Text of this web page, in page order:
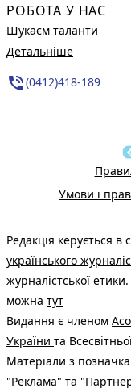
РОБОТА У НАС
Шукаєм таланти
Детальніше
phone_in_talk(0412)418-189
Умови і
Редакція керується в
українського
журналістської
можна тут
Видання є членом
України та
Матеріали з
"Реклама" та